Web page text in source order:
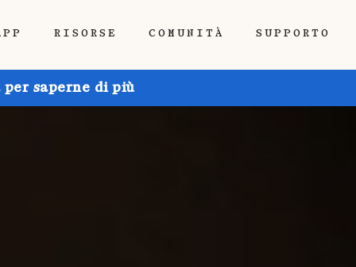
RISORSE COMUNITÀ SUPPORTO
per saperne di più